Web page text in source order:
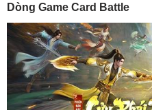
Dòng Game Card Battle